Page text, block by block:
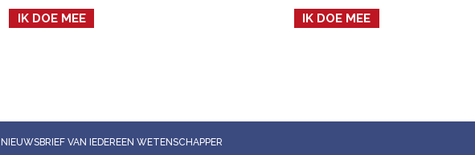
IK DOE MEE IK DOE MEE
VAN IEDEREEN WETENSCHAPPER